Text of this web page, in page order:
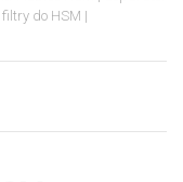
filtry do HSM